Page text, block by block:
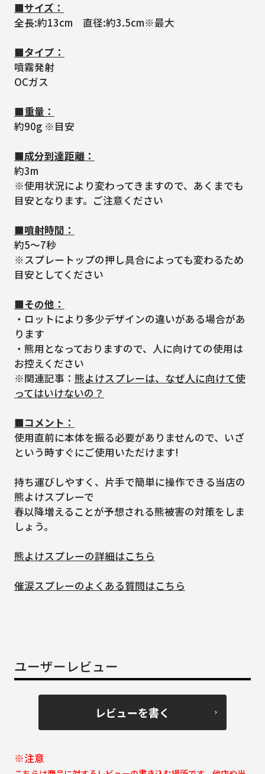
■サイズ：
全長:約13cm 直径:約3.5cm※最大
■タイプ：
噴霧発射
OCガス
■重量：
約90g ※目安
■成分到達距離：
約3m
※使用状況により変わってきますので、あくまでも
目安となります。ご注意ください
■噴射時間：
約5～7秒
※スプレートップの押し具合によっても変わるため
目安としてください
■その他：
・ロットにより多少デザインの違いがある場合があ
ります
・熊用となっておりますので、人に向けての使用は
お控えください
※関連記事： 熊よけスプレーは、なぜ人に向けて使
ってはいけないの？
■コメント：
使用直前に本体を振る必要がありませんので、いざ
という時すぐにご使用いただけます!
持ち運びしやすく、片手で簡単に操作できる当店の
熊よけスプレーで
春以降増えることが予想される熊被害の対策をしま
しょう。
熊よけスプレーの詳細はこちら
催涙スプレーのよくある質問はこちら
ユーザーレビュー
レビューを書く
※注意